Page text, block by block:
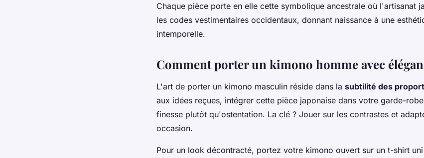
Chaque pièce porte en elle cette symbolique ancestrale où l'artisanat
les codes vestimentaires occidentaux, donnant naissance à une
intemporelle.
Comment porter un kimono homme avec
L'art de porter un kimono masculin réside dans la subtilité des
aux idées reçues, intégrer cette pièce japonaise dans votre garde-
finesse plutôt qu'ostentation. La clé ? Jouer sur les contrastes et
occasion.
Pour un look décontracté, portez votre kimono ouvert sur un t-shirt